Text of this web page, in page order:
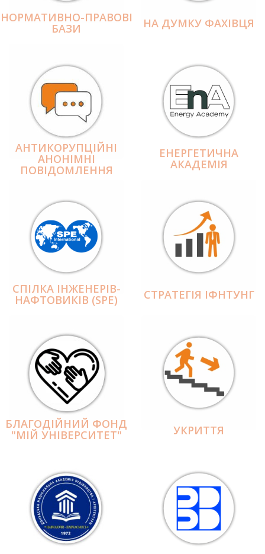
НОРМАТИВНО-ПРАВОВІ
БАЗИ НА ДУМКУ ФАХІВЦЯ
АНТИКОРУПЦІЙНІ
АНОНІМНІ
ПОВІДОМЛЕННЯ
ЕНЕРГЕТИЧНА
АКАДЕМІЯ
СПІЛКА ІНЖЕНЕРІВ-
НАФТОВИКІВ (SPE) СТРАТЕГІЯ ІФНТУНГ
БЛАГОДІЙНИЙ ФОНД
"МІЙ УНІВЕРСИТЕТ" УКРИТТЯ